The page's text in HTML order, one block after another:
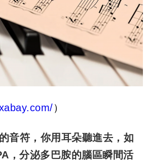
）
音符，你用耳朵聽進去，如
，分泌多巴胺的腦區瞬間活